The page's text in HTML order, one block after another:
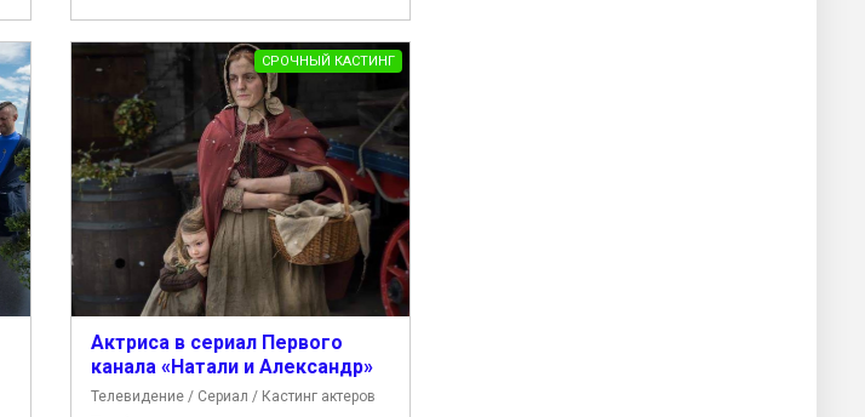
СРОЧНЫЙ КАСТИНГ
Актриса в сериал Первого
канала «Натали и Александр»
Телевидение / Сериал / Кастинг актеров